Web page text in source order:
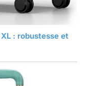
: robustesse et